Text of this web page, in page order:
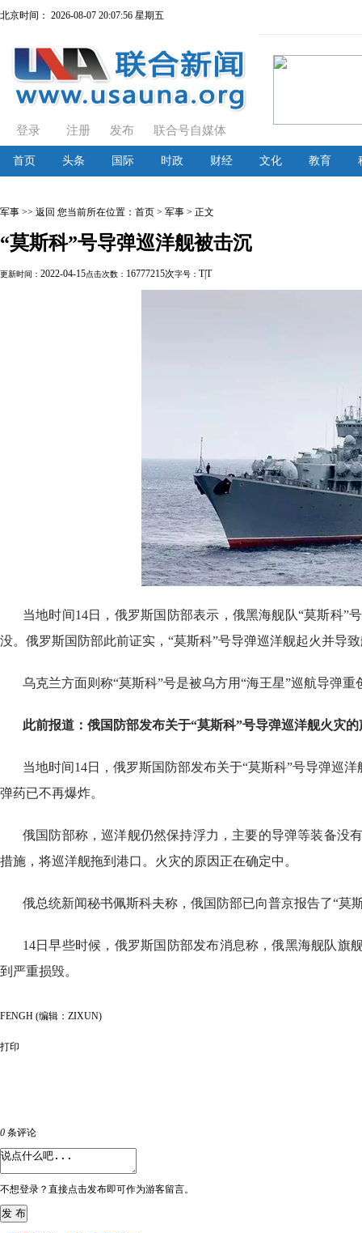
北京时间： 2026-08-07 20:07:56 星期五
登录 注册 发布 联合号自媒体
首页 头条 国际 时政 财经 文化 教育
军事 >> 返回 您当前所在位置： 首页 > 军事 > 正文
“莫斯科”号导弹巡洋舰被击沉
更新时间： 2022-04-15点击次数： 16777215次字号： T|T
当地时间14日，俄罗斯国防部表示，俄黑海舰队“莫斯科
没。俄罗斯国防部此前证实，“莫斯科”号导弹巡洋舰起火并导
乌克兰方面则称“莫斯科”号是被乌方用“海王星”巡航导弹重
此前报道：俄国防部发布关于“莫斯科”号导弹巡洋舰火灾的
当地时间14日，俄罗斯国防部发布关于“莫斯科”号导弹巡
弹药已不再爆炸。
俄国防部称，巡洋舰仍然保持浮力，主要的导弹等装备没
措施，将巡洋舰拖到港口。火灾的原因正在确定中。
俄总统新闻秘书佩斯科夫称，俄国防部已向普京报告了“莫
14日早些时候，俄罗斯国防部发布消息称，俄黑海舰队旗
到严重损毁。
FENGH (编辑：ZIXUN)
打印
0 条评论
不想登录？直接点击发布即可作为游客留言。
发 布